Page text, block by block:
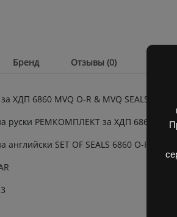
Бренд Отзывы (0)
ХДП 6860 MVQ O-R & MVQ SEALS
руски РЕМКОМПЛЕКТ за ХДП 6860 MVQ
SET OF SEALS 6860 O-RINGS